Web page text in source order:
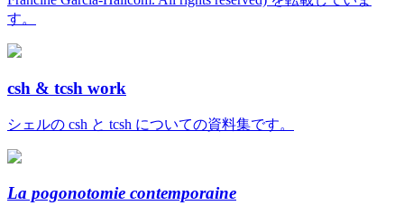
す。
csh & tcsh work
シェルの csh と tcsh についての資料集です。
La pogonotomie contemporaine